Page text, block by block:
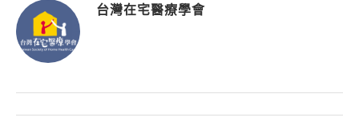
台灣在宅醫療學會